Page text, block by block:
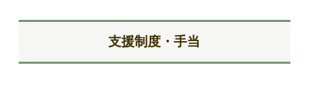
支援制度・手当